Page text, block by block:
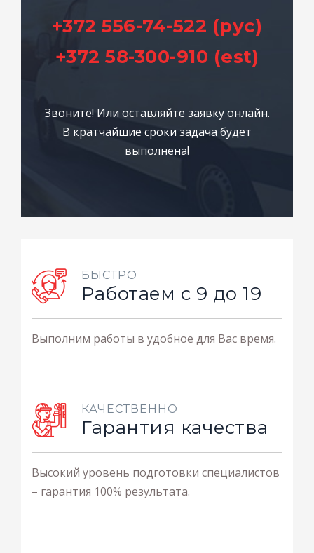
+372 556-74-522 (рус)
+372 58-300-910 (est)
Звоните! Или оставляйте заявку онлайн.
В кратчайшие сроки задача будет
выполнена!
БЫСТРО
Работаем с 9 до 19
Выполним работы в удобное для Вас время.
КАЧЕСТВЕННО
Гарантия качества
Высокий уровень подготовки специалистов
– гарантия 100% результата.